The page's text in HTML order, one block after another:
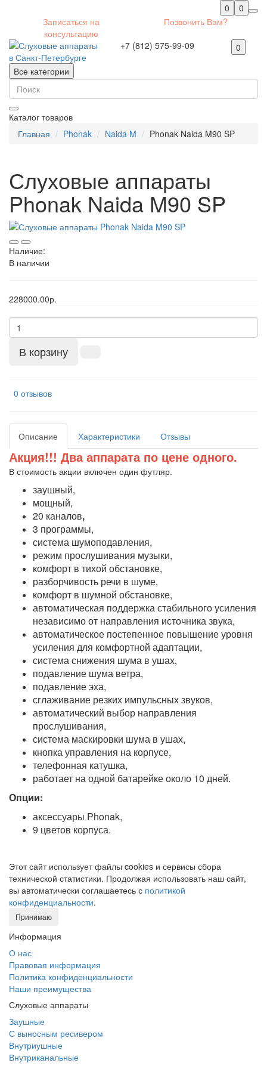
0
0
Записаться на
консультацию
Позвонить Вам?
+7 (812) 575-99-09
0
Все категории
Каталог товаров
Главная
Phonak Naida M Phonak Naida M90 SP
Слуховые аппараты
Phonak Naida M90 SP
Наличие:
В наличии
228000.00р.
В корзину
0 отзывов
Описание Характеристики Отзывы
Акция!!! Два аппарата по цене одного.
В стоимость акции включен один футляр.
заушный,
мощный,
20 каналов,
3 программы,
система шумоподавления,
режим прослушивания музыки,
комфорт в тихой обстановке,
разборчивость речи в шуме,
комфорт в шумной обстановке,
автоматическая поддержка стабильного усиления
независимо от направления источника звука,
автоматическое постепенное повышение уровня
усиления для комфортной адаптации,
система снижения шума в ушах,
подавление шума ветра,
подавление эха,
сглаживание резких импульсных звуков,
автоматический выбор направления
прослушивания,
система маскировки шума в ушах,
кнопка управления на корпусе,
телефонная катушка,
работает на одной батарейке около 10 дней.
Опции:
аксессуары Phonak,
9 цветов корпуса.
Этот сайт использует файлы cookies и сервисы сбора
технической статистики. Продолжая использовать наш сайт,
вы автоматически соглашаетесь с политикой
конфиденциальности.
Принимаю
Информация
О нас
Правовая информация
Политика конфиденциальности
Наши преимущества
Слуховые аппараты
Заушные
С выносным ресивером
Внутриушные
Внутриканальные